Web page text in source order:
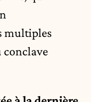
multiples
conclave